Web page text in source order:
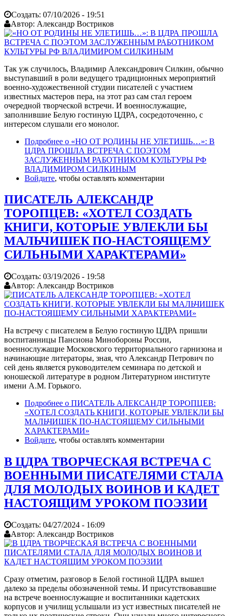
Создать: 07/10/2026 - 19:51
Автор: Александр Востриков
Так уж случилось, Владимир Александрович Силкин, обычно
выступавший в роли ведущего традиционных мероприятий
военно-художественной студии писателей с участием
известных мастеров пера, на этот раз сам стал героем
очередной творческой встречи. И военнослужащие,
заполнившие Белую гостиную ЦДРА, сосредоточенно, с
интересом слушали его монолог.
Подробнее о «НО ОТ РОДИНЫ НЕ УЛЕТИШЬ…»: В
ЦДРА ПРОШЛА ВСТРЕЧА С ПОЭТОМ
ЗАСЛУЖЕННЫМ РАБОТНИКОМ КУЛЬТУРЫ РФ
ВЛАДИМИРОМ СИЛКИНЫМ
Войдите, чтобы оставлять комментарии
ПИСАТЕЛЬ АЛЕКСАНДР
ТОРОПЦЕВ: «ХОТЕЛ СОЗДАТЬ
КНИГИ, КОТОРЫЕ УВЛЕКЛИ БЫ
МАЛЬЧИШЕК ПО-НАСТОЯЩЕМУ
СИЛЬНЫМИ ХАРАКТЕРАМИ»
Создать: 03/19/2026 - 19:58
Автор: Александр Востриков
На встречу с писателем в Белую гостиную ЦДРА пришли
воспитанницы Пансиона Минобороны России,
военнослужащие Московского территориального гарнизона и
начинающие литераторы, зная, что Александр Петрович по
сей день является руководителем семинара по детской и
юношеской литературе в родном Литературном институте
имени А.М. Горького.
Подробнее о ПИСАТЕЛЬ АЛЕКСАНДР ТОРОПЦЕВ:
«ХОТЕЛ СОЗДАТЬ КНИГИ, КОТОРЫЕ УВЛЕКЛИ БЫ
МАЛЬЧИШЕК ПО-НАСТОЯЩЕМУ СИЛЬНЫМИ
ХАРАКТЕРАМИ»
Войдите, чтобы оставлять комментарии
В ЦДРА ТВОРЧЕСКАЯ ВСТРЕЧА С
ВОЕННЫМИ ПИСАТЕЛЯМИ СТАЛА
ДЛЯ МОЛОДЫХ ВОИНОВ И КАДЕТ
НАСТОЯЩИМ УРОКОМ ПОЭЗИИ
Создать: 04/27/2024 - 16:09
Автор: Александр Востриков
Сразу отметим, разговор в Белой гостиной ЦДРА вышел
далеко за пределы обозначенной темы. И присутствовавшие
на встрече военнослужащие и воспитанники кадетских
корпусов и училищ услышали из уст известных писателей не